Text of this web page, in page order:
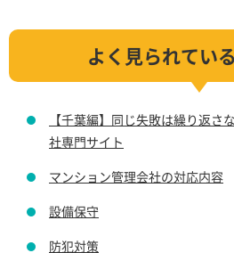
よく見られてい
【千葉編】同じ失敗は繰り返さ
社専門サイト
マンション管理会社の対応内容
設備保守
防犯対策